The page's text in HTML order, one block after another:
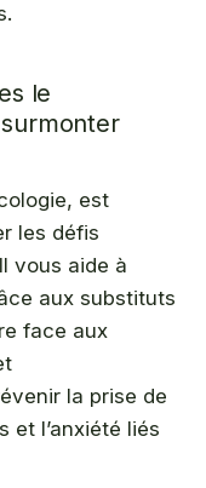
le
est
les défis
vous aide à
aux substituts
face aux
la prise de
et l’anxiété liés